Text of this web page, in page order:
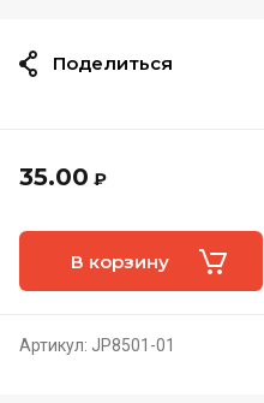
35.00 ₽
В корзину
Артикул: JP8501-01
Поделиться